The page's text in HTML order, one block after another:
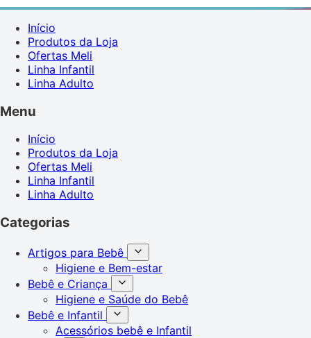
Início
Produtos da Loja
Ofertas Meli
Linha Infantil
Linha Adulto
Menu
Início
Produtos da Loja
Ofertas Meli
Linha Infantil
Linha Adulto
Categorias
Artigos para Bebê
Higiene e Bem-estar
Bebê e Criança
Higiene e Saúde do Bebê
Bebê e Infantil
Acessórios bebê e Infantil